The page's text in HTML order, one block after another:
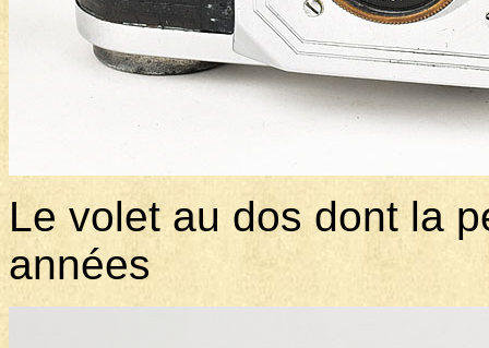
Le volet au dos dont la
années